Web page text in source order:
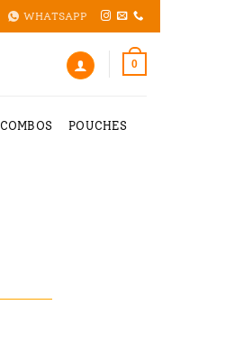
WHATSAPP
0
COMBOS POUCHES